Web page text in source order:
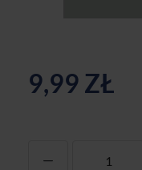
9,99 ZŁ